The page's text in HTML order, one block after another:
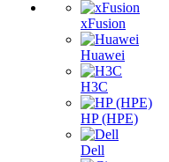
xFusion
Huawei
H3C
HP (HPE)
Dell